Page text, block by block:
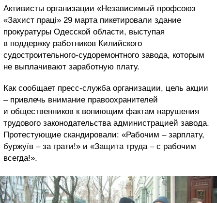
Активисты организации «Независимый профсоюз
«Захист праці» 29 марта пикетировали здание
прокуратуры Одесской области, выступая
в поддержку работников Килийского
судостроительного-судоремонтного завода, которым
не выплачивают заработную плату.
Как сообщает пресс-служба организации, цель акции
– привлечь внимание правоохранителей
и общественников к вопиющим фактам нарушения
трудового законодательства администрацией завода.
Протестующие скандировали: «Рабочим – зарплату,
буржуїв – за грати!» и «Защита труда – с рабочим
всегда!».